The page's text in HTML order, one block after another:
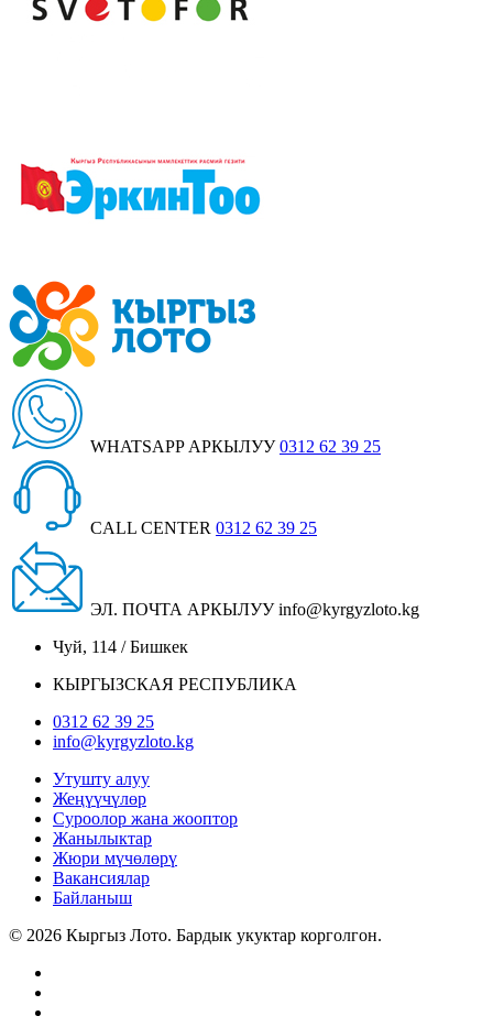
WHATSAPP АРКЫЛУУ 0312 62 39 25
CALL CENTER 0312 62 39 25
ЭЛ. ПОЧТА АРКЫЛУУ info@kyrgyzloto.kg
Чуй, 114 / Бишкек
КЫРГЫЗСКАЯ РЕСПУБЛИКА
0312 62 39 25
info@kyrgyzloto.kg
Утушту алуу
Жеңүүчүлөр
Суроолор жана жооптор
Жанылыктар
Жюри мүчөлөрү
Вакансиялар
Байланыш
© 2026 Кыргыз Лото. Бардык укуктар корголгон.